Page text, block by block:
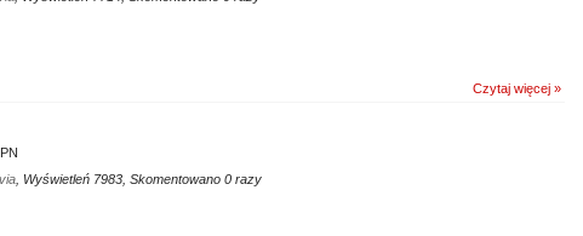
Czytaj więcej »
, Wyświetleń 7983, Skomentowano 0 razy